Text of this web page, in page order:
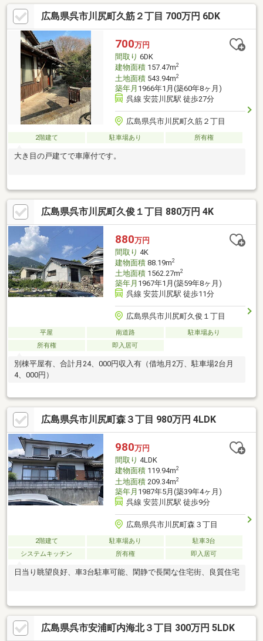
住宅地、前面棟無、３階建以上、BS・CS・CATV、平坦地
広島県呉市川尻町久筋２丁目 700万円 6DK
700万円
間取り 6DK
建物面積157.47m2
土地面積543.94m2
築年月 1966年1月(築60年8ヶ月)
呉線 安芸川尻駅 徒歩27分
広島県呉市川尻町久筋２丁目
2階建て 駐車場あり 所有権
大き目の戸建てで車庫付です。
広島県呉市川尻町久俊１丁目 880万円 4K
880万円
間取り 4K
建物面積88.19m2
土地面積1562.27m2
築年月 1967年1月(築59年8ヶ月)
呉線 安芸川尻駅 徒歩11分
広島県呉市川尻町久俊１丁目
平屋 南道路
駐車場あり
所有権
即入居可
別棟平屋有、合計月24、000円収入有（借地月2万、駐車場2台月
4、000円）
広島県呉市川尻町森３丁目 980万円 4LDK
980万円
間取り 4LDK
建物面積119.94m2
土地面積209.34m2
築年月 1987年5月(築39年4ヶ月)
呉線 安芸川尻駅 徒歩9分
広島県呉市川尻町森３丁目
2階建て 駐車場あり
駐車3台
システムキッチン
所有権 即入居可
日当り眺望良好、車3台駐車可能、閑静で長閑な住宅街、良質住宅
広島県呉市安浦町内海北３丁目 300万円 5LDK